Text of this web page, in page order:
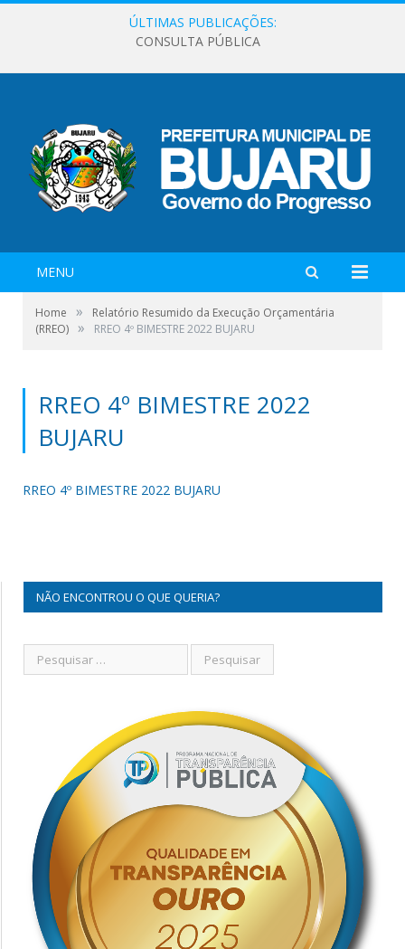
ÚLTIMAS PUBLICAÇÕES:
CONSULTA PÚBLICA
MENU
Home »
Relatório Resumido da Execução Orçamentária
(RREO) » RREO 4º BIMESTRE 2022 BUJARU
RREO 4º BIMESTRE 2022
BUJARU
RREO 4º BIMESTRE 2022 BUJARU
NÃO ENCONTROU O QUE QUERIA?